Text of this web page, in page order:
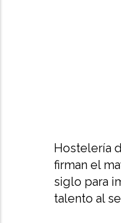
Hostelería de
firman el mayor
siglo para
talento al sector